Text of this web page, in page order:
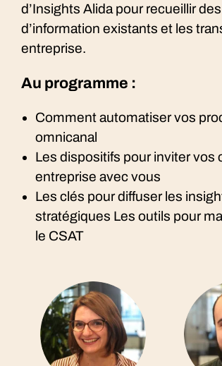
d’Insights Alida pour recueillir
d’information existants et les
entreprise.
Au programme :
Comment automatiser vos
omnicanal
Les dispositifs pour inviter vos
entreprise avec vous
Les clés pour diffuser les
stratégiques Les outils pour
le CSAT